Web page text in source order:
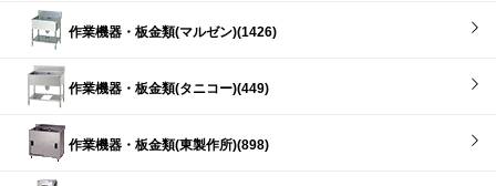
作業機器・板金類(マルゼン)(1426)
作業機器・板金類(タニコー)(449)
作業機器・板金類(東製作所)(898)